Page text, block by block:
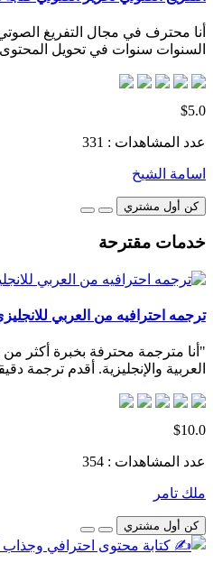
أنا محترف في مجال التفريغ
السنوات سنوات في تحويل
$5.0
عدد المشاهدات : 331
اسامة الشيخ
كن أول مشتري
خدمات مقترحة
ترجمه احترافيه من العربي
العربية والإنجليزية. أقدم ترجمة
$10.0
عدد المشاهدات : 354
ملك تامر
كن أول مشتري